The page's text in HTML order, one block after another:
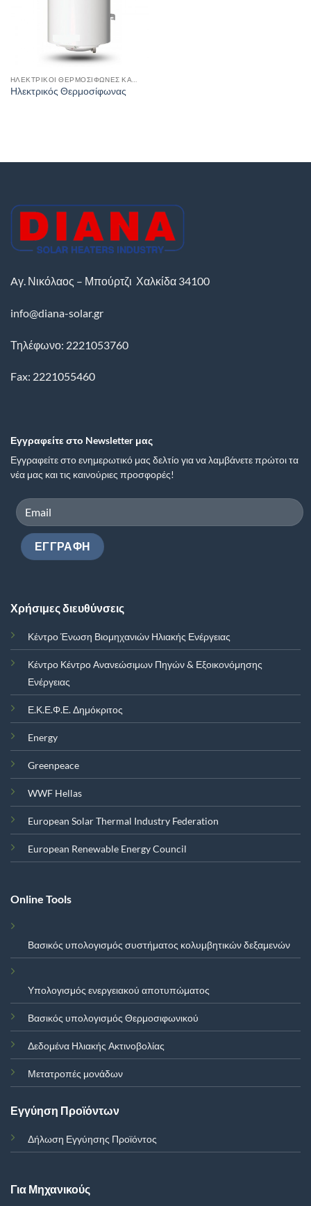
Ηλεκτρικός Θερμοσίφωνας
Aγ. Νικόλαος – Μπούρτζι Χαλκίδα 34100
info@diana-solar.gr
Τηλέφωνο: 2221053760
Fax: 2221055460
Εγγραφείτε στο Newsletter μας
Εγγραφείτε στο ενημερωτικό μας δελτίο για να λαμβάνετε πρώτοι τα
νέα μας και τις καινούριες προσφορές!
Χρήσιμες διευθύνσεις
Κέντρο Ένωση Βιομηχανιών Ηλιακής Ενέργειας
Κέντρο Κέντρο Ανανεώσιμων Πηγών & Εξοικονόμησης
Ενέργειας
Ε.Κ.Ε.Φ.Ε. Δημόκριτος
Energy
Greenpeace
WWF Hellas
European Solar Thermal Industry Federation
European Renewable Energy Council
Online Tools
Βασικός υπολογισμός συστήματος κολυμβητικών δεξαμενών
Υπολογισμός ενεργειακού αποτυπώματος
Βασικός υπολογισμός Θερμοσιφωνικού
Δεδομένα Ηλιακής Ακτινοβολίας
Μετατροπές μονάδων
Εγγύηση Προϊόντων
Δήλωση Εγγύησης Προϊόντος
Για Μηχανικούς